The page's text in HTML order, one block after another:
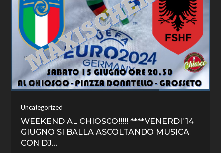
Uncategorized
WEEKEND AL CHIOSCO!!!!! ****VENERDI’ 14
GIUGNO SI BALLA ASCOLTANDO MUSICA
CON DJ…